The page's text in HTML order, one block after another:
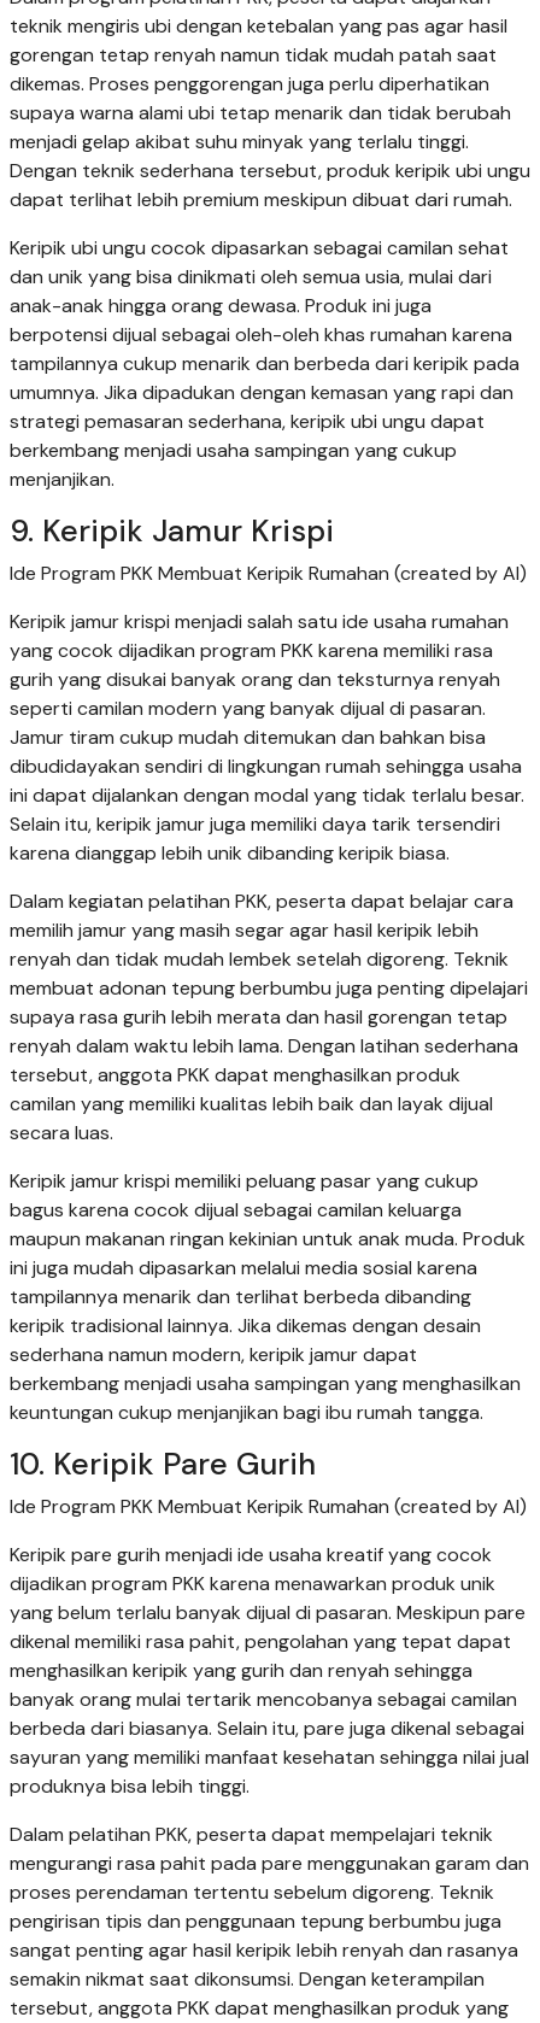
teknik mengiris ubi dengan ketebalan yang pas agar hasil
gorengan tetap renyah namun tidak mudah patah saat
dikemas. Proses penggorengan juga perlu diperhatikan
supaya warna alami ubi tetap menarik dan tidak berubah
menjadi gelap akibat suhu minyak yang terlalu tinggi.
Dengan teknik sederhana tersebut, produk keripik ubi ungu
dapat terlihat lebih premium meskipun dibuat dari rumah.
Keripik ubi ungu cocok dipasarkan sebagai camilan sehat
dan unik yang bisa dinikmati oleh semua usia, mulai dari
anak-anak hingga orang dewasa. Produk ini juga
berpotensi dijual sebagai oleh-oleh khas rumahan karena
tampilannya cukup menarik dan berbeda dari keripik pada
umumnya. Jika dipadukan dengan kemasan yang rapi dan
strategi pemasaran sederhana, keripik ubi ungu dapat
berkembang menjadi usaha sampingan yang cukup
menjanjikan.
9. Keripik Jamur Krispi
Ide Program PKK Membuat Keripik Rumahan (created by AI)
Keripik jamur krispi menjadi salah satu ide usaha rumahan
yang cocok dijadikan program PKK karena memiliki rasa
gurih yang disukai banyak orang dan teksturnya renyah
seperti camilan modern yang banyak dijual di pasaran.
Jamur tiram cukup mudah ditemukan dan bahkan bisa
dibudidayakan sendiri di lingkungan rumah sehingga usaha
ini dapat dijalankan dengan modal yang tidak terlalu besar.
Selain itu, keripik jamur juga memiliki daya tarik tersendiri
karena dianggap lebih unik dibanding keripik biasa.
Dalam kegiatan pelatihan PKK, peserta dapat belajar cara
memilih jamur yang masih segar agar hasil keripik lebih
renyah dan tidak mudah lembek setelah digoreng. Teknik
membuat adonan tepung berbumbu juga penting dipelajari
supaya rasa gurih lebih merata dan hasil gorengan tetap
renyah dalam waktu lebih lama. Dengan latihan sederhana
tersebut, anggota PKK dapat menghasilkan produk
camilan yang memiliki kualitas lebih baik dan layak dijual
secara luas.
Keripik jamur krispi memiliki peluang pasar yang cukup
bagus karena cocok dijual sebagai camilan keluarga
maupun makanan ringan kekinian untuk anak muda. Produk
ini juga mudah dipasarkan melalui media sosial karena
tampilannya menarik dan terlihat berbeda dibanding
keripik tradisional lainnya. Jika dikemas dengan desain
sederhana namun modern, keripik jamur dapat
berkembang menjadi usaha sampingan yang menghasilkan
keuntungan cukup menjanjikan bagi ibu rumah tangga.
10. Keripik Pare Gurih
Ide Program PKK Membuat Keripik Rumahan (created by AI)
Keripik pare gurih menjadi ide usaha kreatif yang cocok
dijadikan program PKK karena menawarkan produk unik
yang belum terlalu banyak dijual di pasaran. Meskipun pare
dikenal memiliki rasa pahit, pengolahan yang tepat dapat
menghasilkan keripik yang gurih dan renyah sehingga
banyak orang mulai tertarik mencobanya sebagai camilan
berbeda dari biasanya. Selain itu, pare juga dikenal sebagai
sayuran yang memiliki manfaat kesehatan sehingga nilai jual
produknya bisa lebih tinggi.
Dalam pelatihan PKK, peserta dapat mempelajari teknik
mengurangi rasa pahit pada pare menggunakan garam dan
proses perendaman tertentu sebelum digoreng. Teknik
pengirisan tipis dan penggunaan tepung berbumbu juga
sangat penting agar hasil keripik lebih renyah dan rasanya
semakin nikmat saat dikonsumsi. Dengan keterampilan
tersebut, anggota PKK dapat menghasilkan produk yang